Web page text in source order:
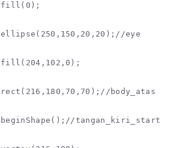
fill(0);
ellipse(250,150,20,20);//eye
fill(204,102,0);
rect(216,180,70,70);//body_atas
beginShape();//tangan_kiri_start